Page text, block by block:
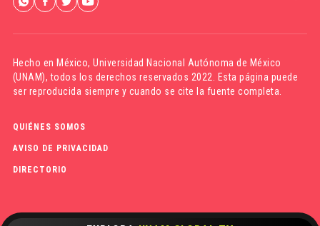
Hecho en México,Universidad Nacional Autónoma de México
(UNAM), todos los derechos reservados 2022. Esta página puede
ser reproducida siempre y cuando se cite la fuente completa.
QUIÉNES SOMOS
AVISO DE PRIVACIDAD
DIRECTORIO